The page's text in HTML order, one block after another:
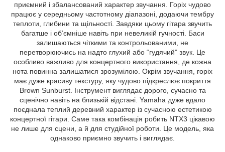
приємний і збалансований характер звучання. Горіх чудово
працює у середньому частотному діапазоні, додаючи тембру
теплоти, глибини та щільності. Завдяки цьому гітара звучить
багатше і об’ємніше навіть при невеликій гучності. Баси
залишаються чіткими та контрольованими, не
перетворюючись на надто глухий або “гудячий” звук. Це
особливо важливо для концертного використання, де кожна
нота повинна залишатися зрозумілою. Окрім звучання, горіх
має дуже красиву текстуру, яку чудово підкреслює покриття
Brown Sunburst. Інструмент виглядає дорого, сучасно та
сценічно навіть на близькій відстані. Yamaha дуже вдало
поєднала теплий деревний характер із сучасною естетикою
концертної гітари. Саме така комбінація робить NTX3 цікавою
не лише для сцени, а й для студійної роботи. Це модель, яка
однаково приємно звучить і виглядає.